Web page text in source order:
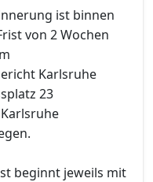
ist binnen
von 2 Wochen
Karlsruhe
23
beginnt jeweils mit